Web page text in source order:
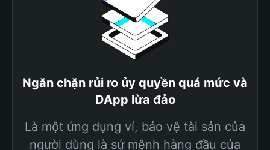
Ngăn chặn rủi ro ủy quyền quá mức và
DApp lừa đảo
Là một ứng dụng ví, bảo vệ tài sản của
người dùng là sứ mệnh hàng đầu của